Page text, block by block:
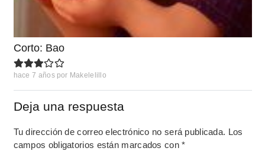
Corto: Bao
hace 7 años por Makelelillo
Deja una respuesta
Tu dirección de correo electrónico no será publicada. Los
campos obligatorios están marcados con*